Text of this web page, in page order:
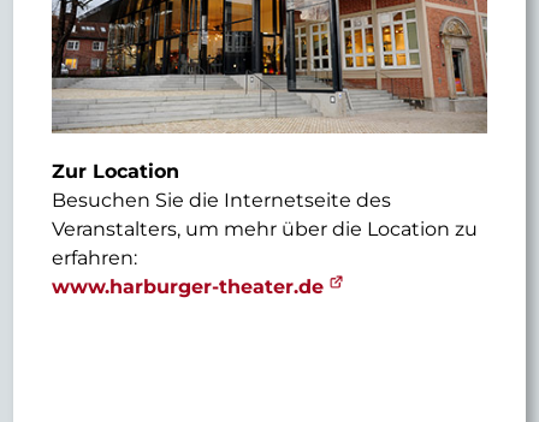
Zur Location
Besuchen Sie die Internetseite des
Veranstalters, um mehr über die Location zu
erfahren:
www.harburger-theater.de